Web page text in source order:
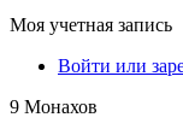
Моя учетная запись
Войти или
9 Монахов